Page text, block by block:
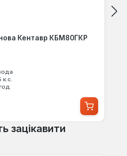
Кентавр КБМ80ГКР
к.с.
зацікавити